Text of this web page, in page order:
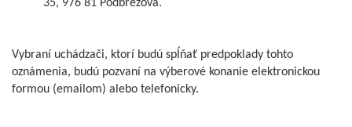
35, 976 81 Podbrezová.
Vybraní uchádzači, ktorí budú spĺňať predpoklady tohto
oznámenia, budú pozvaní na výberové konanie elektronickou
formou (emailom) alebo telefonicky.